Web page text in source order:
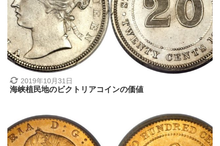
2019年10月31日
海峡植民地のビクトリアコインの価値